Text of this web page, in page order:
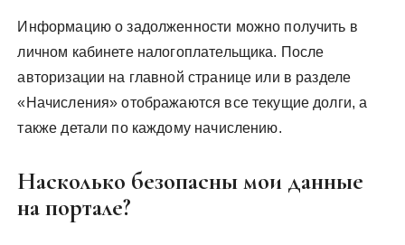
Информацию о задолженности можно получить в
личном кабинете налогоплательщика. После
авторизации на главной странице или в разделе
«Начисления» отображаются все текущие долги, а
также детали по каждому начислению.
Насколько безопасны мои данные
на портале?